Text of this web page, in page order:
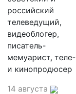
российский
телеведущий,
видеоблогер,
писатель-
мемуарист, теле-
и кинопродюсер
14 августа